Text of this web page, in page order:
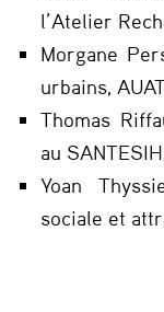
l’Atelier
Morgane
urbains,
Thomas
au
Yoan
sociale et